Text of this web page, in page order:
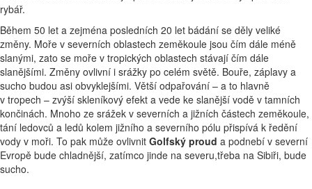
rybář.
Během 50 let a zejména posledních 20 let bádání se děly veliké
změny. Moře v severních oblastech zeměkoule jsou čím dále méně
slanými, zato se moře v tropických oblastech stávají čím dále
slanějšími. Změny ovlivní i srážky po celém světě. Bouře, záplavy a
sucho budou asi obvyklejšími. Větší odpařování – a to hlavně
v tropech – zvýší skleníkový efekt a vede ke slanější vodě v tamních
končinách. Mnoho ze srážek v severních a jižních částech zeměkoule,
tání ledovců a ledů kolem jižního a severního pólu přispívá k ředění
vody v moři. To pak může ovlivnit Golfský proud a podnebí v severní
Evropě bude chladnější, zatímco jinde na severu,třeba na Sibiři, bude
sucho.